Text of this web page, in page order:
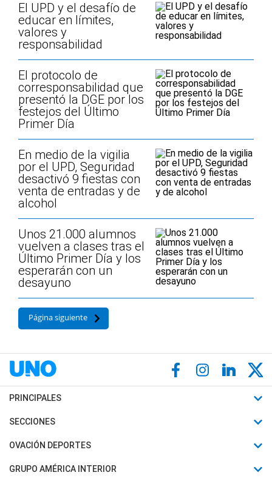
El UPD y el desafío de
educar en límites,
valores y
responsabilidad
El protocolo de
corresponsabilidad que
presentó la DGE por los
festejos del Último
Primer Día
En medio de la vigilia
por el UPD, Seguridad
desactivó 9 fiestas con
venta de entradas y de
alcohol
Unos 21.000 alumnos
vuelven a clases tras el
Último Primer Día y los
esperarán con un
desayuno
Página siguiente
PRINCIPALES
Últimas Noticias
Política
SECCIONES
Horóscopo
Motores
OVACIÓN DEPORTES
Fútbol
GRUPO AMÉRICA INTERIOR